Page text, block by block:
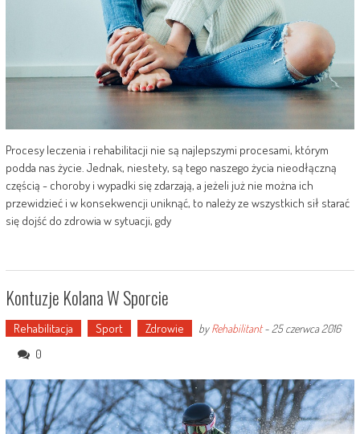
Procesy leczenia i rehabilitacji nie są najlepszymi procesami, którym
podda nas życie. Jednak, niestety, są tego naszego życia nieodłączną
częścią - choroby i wypadki się zdarzają, a jeżeli już nie można ich
przewidzieć i w konsekwencji uniknąć, to należy ze wszystkich sił starać
się dojść do zdrowia w sytuacji, gdy
Kontuzje Kolana W Sporcie
Rehabilitacja Sport Zdrowie byRehabilitant-25 czerwca 2016
0